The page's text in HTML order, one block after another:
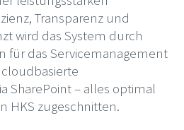
Transparenz und
wird das System durch
für das Servicemanagement
SharePoint – alles optimal
HKS zugeschnitten.